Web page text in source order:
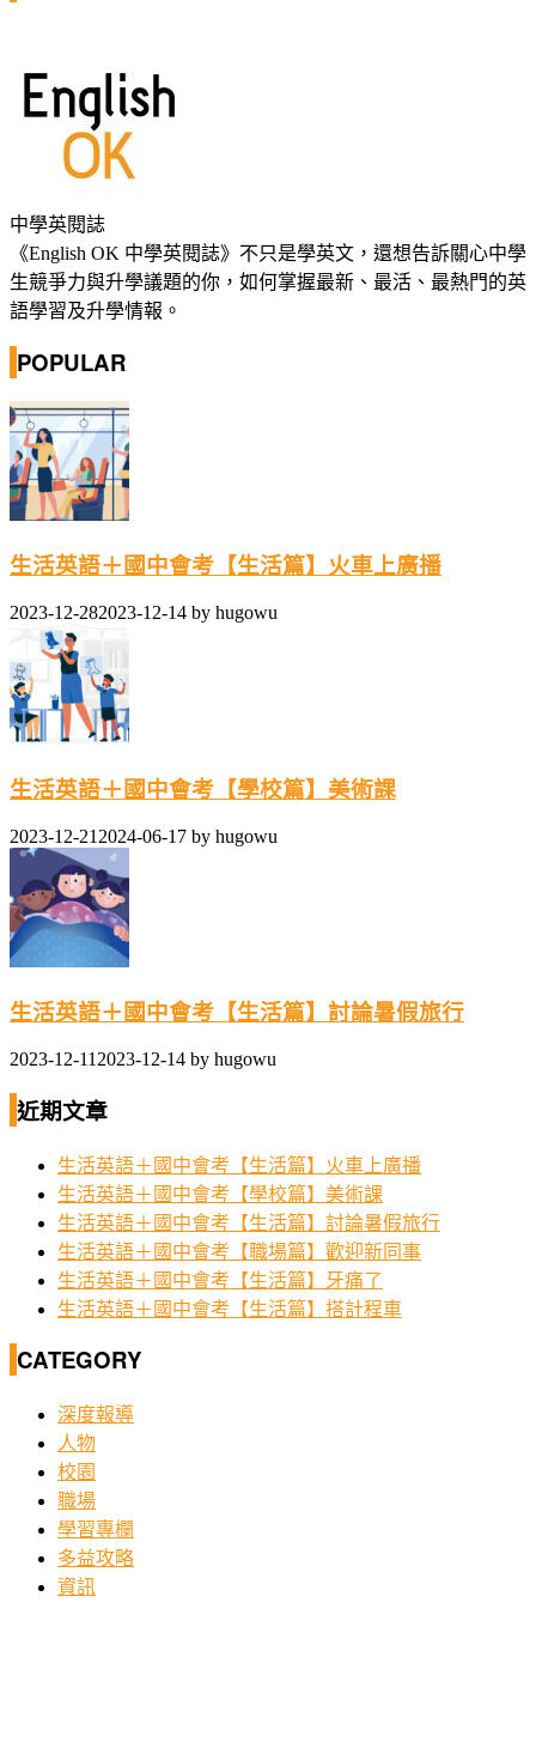
中學英閱誌
《English OK 中學英閱誌》不只是學英文，還想告訴關心中學
生競爭力與升學議題的你，如何掌握最新、最活、最熱門的英
語學習及升學情報。
POPULAR
生活英語＋國中會考【生活篇】火車上廣播
2023-12-282023-12-14 by hugowu
生活英語＋國中會考【學校篇】美術課
2023-12-21 2024-06-17 by hugowu
生活英語＋國中會考【生活篇】討論暑假旅行
2023-12-11 2023-12-14 by hugowu
近期文章
生活英語＋國中會考【生活篇】火車上廣播
生活英語＋國中會考【學校篇】美術課
生活英語＋國中會考【生活篇】討論暑假旅行
生活英語＋國中會考【職場篇】歡迎新同事
生活英語＋國中會考【生活篇】牙痛了
生活英語＋國中會考【生活篇】搭計程車
CATEGORY
深度報導
人物
校園
職場
學習專欄
多益攻略
資訊